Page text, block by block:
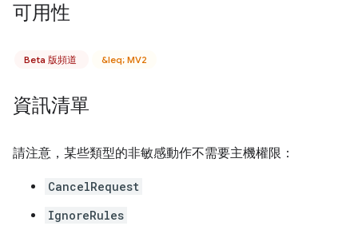
可用性
Beta 版頻道 &leq; MV2
資訊清單
請注意，某些類型的非敏感動作不需要主機權限：
CancelRequest
IgnoreRules